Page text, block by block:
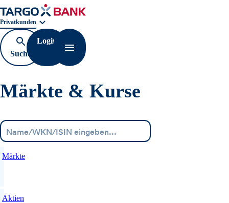
Geschäftsbereichnavigation. Aktuelle Auswahl:
Privatkunden
Suche
öffnen
Login
Navigation öffnen
Märkte & Kurse
Märkte
Aktien